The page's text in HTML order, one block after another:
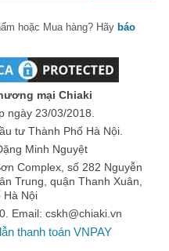
hoặc Mua hàng? Hãy báo
mại Chiaki
ngày 23/03/2018.
tư Thành Phố Hà Nội.
Minh Nguyệt
Complex, số 282 Nguyễn
Trung, quận Thanh Xuân,
Hà Nội
Email: cskh@chiaki.vn
thanh toán VNPAY